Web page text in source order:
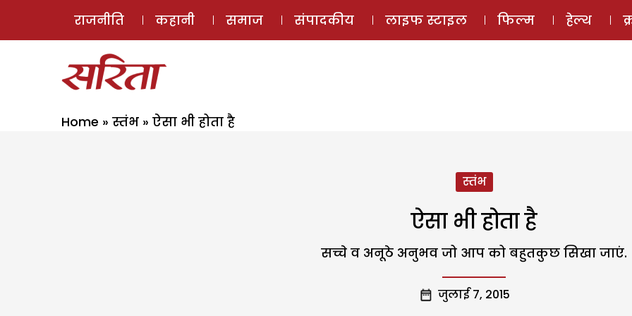
ई-मैगज़ीन
राजनीति कहानी समाज संपादकीय लाइफ स्टाइल फिल्म हेल्थ
Home » स्तंभ » ऐसा भी होता है
स्तंभ
ऐसा भी होता है
सच्चे व अनूठे अनुभव जो आप को बहुतकुछ सिखा जाएं.
जुलाई 7, 2015